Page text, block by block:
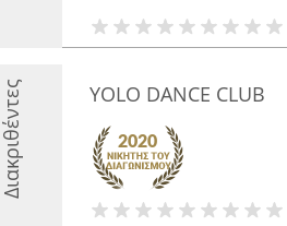
Διακριθέντες YOLO DANCE CLUB